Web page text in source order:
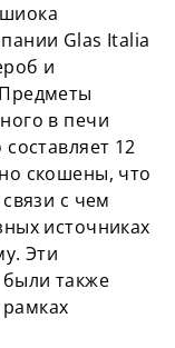
Glas Italia
и
в печи
12
скошены, что
с чем
источниках
Эти
также